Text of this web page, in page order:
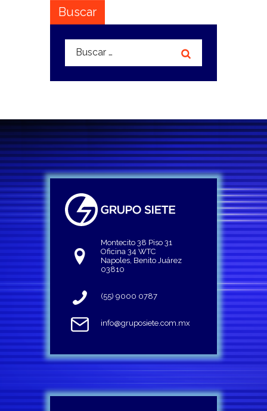
Buscar
Buscar:
Montecito 38 Piso 31
Oficina 34 WTC
Napoles, Benito Juárez
03810
(55) 9000 0787
info@gruposiete.com.mx